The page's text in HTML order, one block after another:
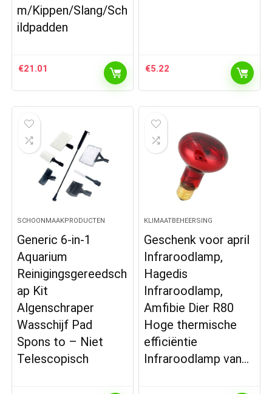
m/Kippen/Slang/Sch
ildpadden
€21.01 €5.22
SCHOONMAAKPRODUCTEN
Generic 6-in-1
Aquarium
Reinigingsgereedsch
ap Kit
Algenschraper
Wasschijf Pad
Spons to – Niet
Telescopisch
KLIMAATBEHEERSING
Geschenk voor april
Infraroodlamp,
Hagedis
Infraroodlamp,
Amfibie Dier R80
Hoge thermische
efficiëntie
Infraroodlamp van…